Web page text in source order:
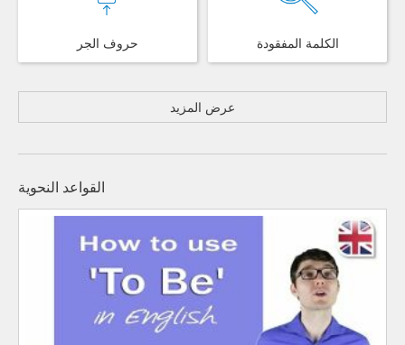
حروف الجر الكلمة المفقودة
عرض المزيد
القواعد النحوية